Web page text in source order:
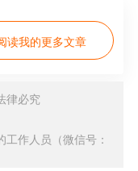
读我的更多文章
律必究
作人员（微信号：